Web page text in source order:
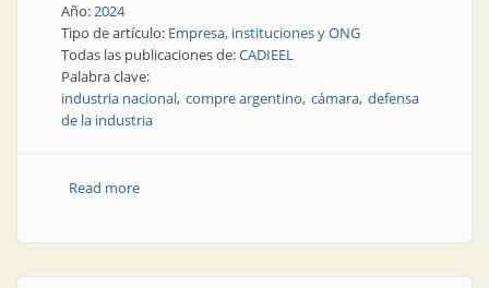
Año:2024
Tipo de artículo: Empresa, instituciones y ONG
Todas las publicaciones de:CADIEEL
Palabra clave:
industria nacional compre argentino cámara defensa
de la industria
Read moreabout CADIEEL en diez años